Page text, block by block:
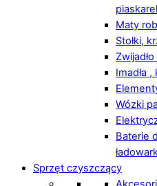
Maty
Stołki,
Imadła
Wózki
Baterie
Sprzęt czyszczący